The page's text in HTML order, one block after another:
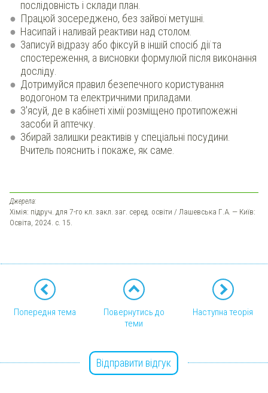
послідовність і склади план.
Працюй зосереджено, без зайвої метушні.
Насипай і наливай реактиви над столом.
Записуй відразу або фіксуй в іншій спосіб дії та
спостереження, а висновки формулюй після виконання
досліду.
Дотримуйся правил безепечного користування
водогоном та електричними приладами.
З'ясуй, де в кабінеті хімії розміщено протипожежні
засоби й аптечку.
Збирай залишки реактивів у спеціальні посудини.
Вчитель пояснить і покаже, як саме.
Джерела:
Хімія: підруч. для 7-го кл. закл. заг. серед. освіти / Лашевська Г.А. — Київ:
Освіта, 2024. с. 15.
Попередня тема
Повернутись до
теми
Наступна теорія
Відправити відгук